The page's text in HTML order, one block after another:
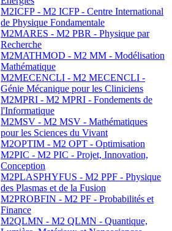
M2ICFP - M2 ICFP - Centre International
de Physique Fondamentale
M2MARES - M2 PBR - Physique par
Recherche
M2MATHMOD - M2 MM - Modélisation
Mathématique
M2MECENCLI - M2 MECENCLI -
Génie Mécanique pour les Cliniciens
M2MPRI - M2 MPRI - Fondements de
l'Informatique
M2MSV - M2 MSV - Mathématiques
pour les Sciences du Vivant
M2OPTIM - M2 OPT - Optimisation
M2PIC - M2 PIC - Projet, Innovation,
Conception
M2PLASPHYFUS - M2 PPF - Physique
des Plasmas et de la Fusion
M2PROBFIN - M2 PF - Probabilités et
Finance
M2QLMN - M2 QLMN - Quantique,